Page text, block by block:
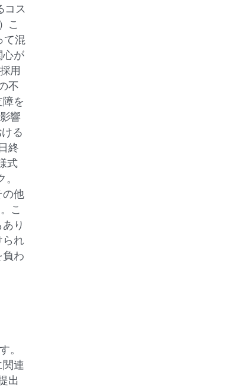
コス
こ
て混
心が
用
不
障を
響
る
終
式
の他
こ
り
られ
負わ
。
関連
出